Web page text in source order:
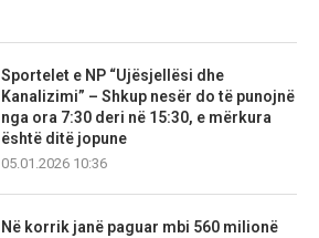
Sportelet e NP “Ujësjellësi dhe
Kanalizimi” – Shkup nesër do të punojnë
nga ora 7:30 deri në 15:30, e mërkura
është ditë jopune
05.01.2026 10:36
Në korrik janë paguar mbi 560 milionë